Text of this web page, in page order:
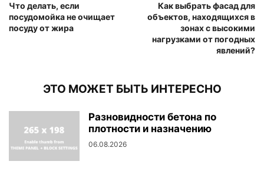
Что делать, если
посудомойка не очищает
посуду от жира
Как выбрать фасад для
объектов, находящихся в
зонах с высокими
нагрузками от погодных
явлений?
ЭТО МОЖЕТ БЫТЬ ИНТЕРЕСНО
Разновидности бетона по
плотности и назначению
06.08.2026